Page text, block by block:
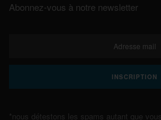
Abonnez-vous à notre newsletter
*nous détestons les spams autant que vous